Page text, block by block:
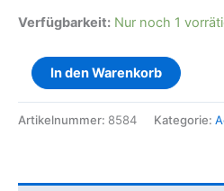
Verfügbarkeit: Nur noch 1
In den Warenkorb
Artikelnummer: 8584 Kategorie: